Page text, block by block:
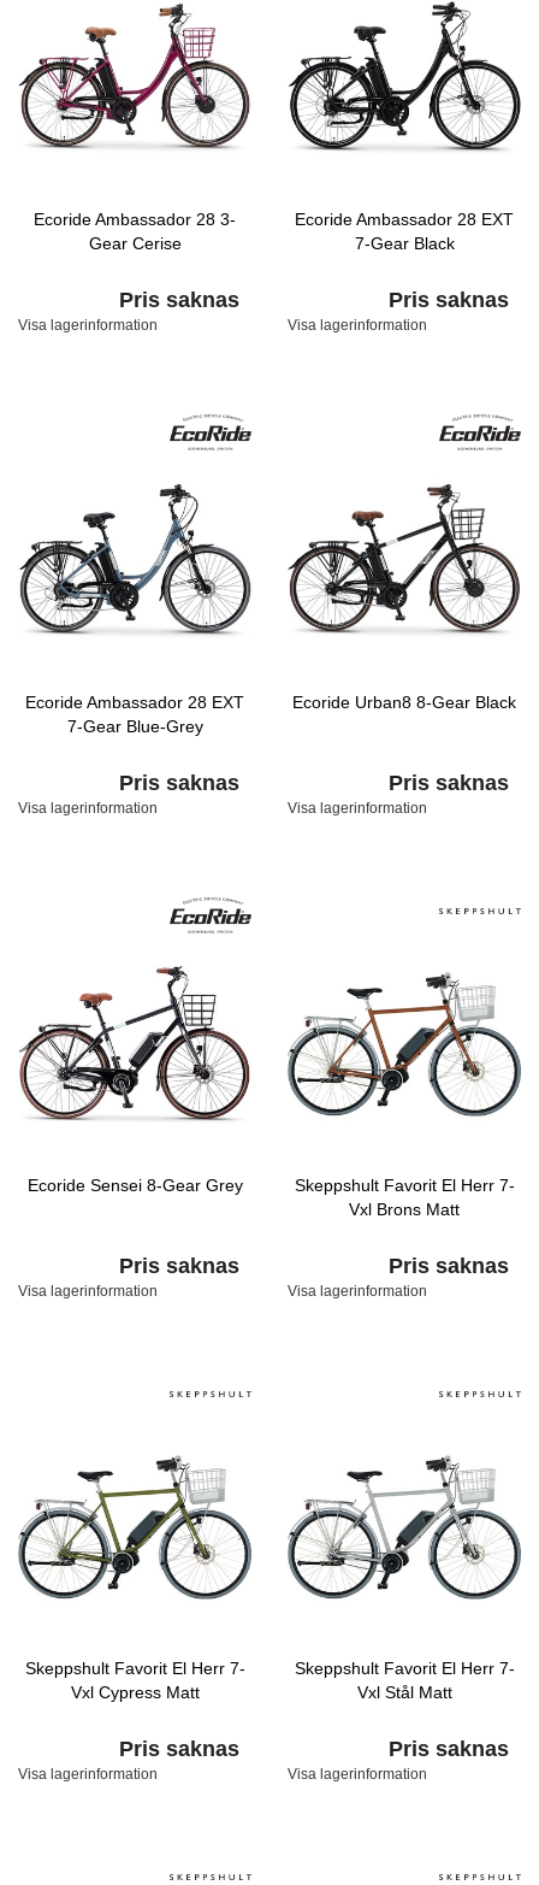
Ecoride Ambassador 28 3-
Gear Cerise
Pris saknas
Visa lagerinformation
Ecoride Ambassador 28 EXT
7-Gear Black
Pris saknas
Visa lagerinformation
Ecoride Ambassador 28 EXT
7-Gear Blue-Grey
Pris saknas
Visa lagerinformation
Ecoride Urban8 8-Gear Black
Pris saknas
Visa lagerinformation
Ecoride Sensei 8-Gear Grey
Pris saknas
Visa lagerinformation
Skeppshult Favorit El Herr 7-
Vxl Brons Matt
Pris saknas
Visa lagerinformation
Skeppshult Favorit El Herr 7-
Vxl Cypress Matt
Pris saknas
Visa lagerinformation
Skeppshult Favorit El Herr 7-
Vxl Stål Matt
Pris saknas
Visa lagerinformation